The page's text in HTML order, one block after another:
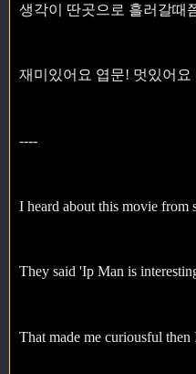
생각이 딴곳으로 흘러갈때
재미있어요 엽문! 멋있어요
----
I heard about this movie from
They said 'Ip Man is
That made me curiousful then